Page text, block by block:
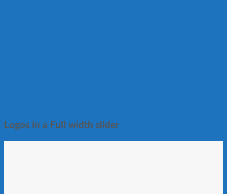
Logos in a Full width slider